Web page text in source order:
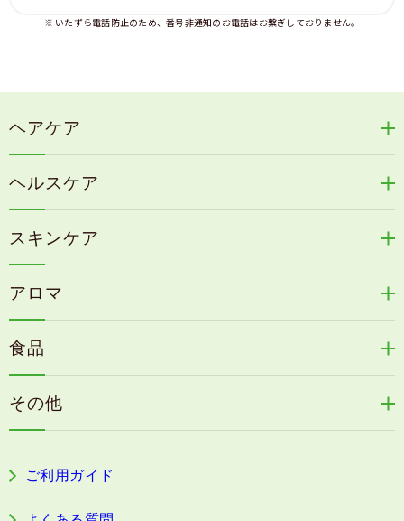
※ いたずら電話防止のため、番号非通知のお電話はお繋ぎしておりません。
ヘアケア
冷感育毛エッセンス
リリィジュミスト
リリィジュサプリ
毛歓
ヘアケアその他
ヘルスケア
天の葉健康緑茶
カイアポシリーズ
速感伝統香醋
古家のにんにく
目の疲労感・首肩に感じる負担緩和サプリ
阿波晩茶
スキンケア
うる肌箋
フェミールホワイトNKB
アロマ
浦上式アロマシリーズ
色彩マスク
食品
その他
ご利用ガイド